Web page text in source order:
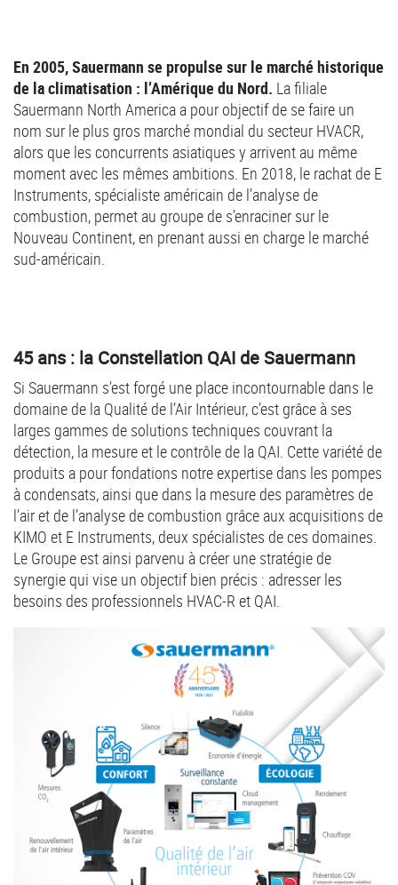
En 2005, Sauermann se propulse sur le marché historique
de la climatisation : l’Amérique du Nord. La filiale
Sauermann North America a pour objectif de se faire un
nom sur le plus gros marché mondial du secteur HVACR,
alors que les concurrents asiatiques y arrivent au même
moment avec les mêmes ambitions. En 2018, le rachat de E
Instruments, spécialiste américain de l’analyse de
combustion, permet au groupe de s’enraciner sur le
Nouveau Continent, en prenant aussi en charge le marché
sud-américain.
45 ans : la Constellation QAI de Sauermann
Si Sauermann s’est forgé une place incontournable dans le
domaine de la Qualité de l’Air Intérieur, c’est grâce à ses
larges gammes de solutions techniques couvrant la
détection, la mesure et le contrôle de la QAI. Cette variété de
produits a pour fondations notre expertise dans les pompes
à condensats, ainsi que dans la mesure des paramètres de
l’air et de l’analyse de combustion grâce aux acquisitions de
KIMO et E Instruments, deux spécialistes de ces domaines.
Le Groupe est ainsi parvenu à créer une stratégie de
synergie qui vise un objectif bien précis : adresser les
besoins des professionnels HVAC-R et QAI.